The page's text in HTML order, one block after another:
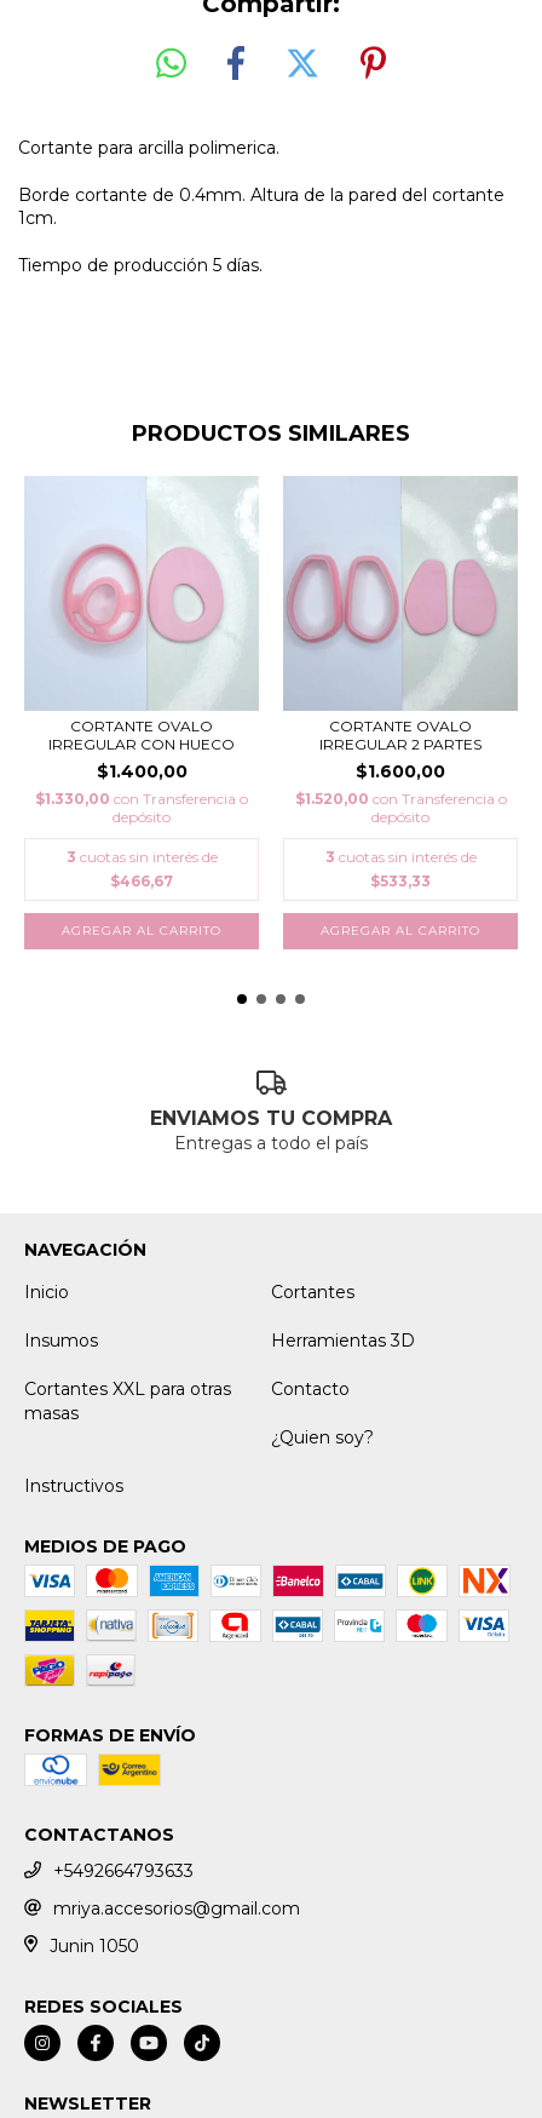
Cortante para arcilla polimerica.
Borde cortante de 0.4mm. Altura de la pared del cortante
1cm.
Tiempo de producción 5 días.
PRODUCTOS SIMILARES
CORTANTE OVALO
IRREGULAR CON HUECO
$1.400,00
$1.330,00 con Transferencia o
depósito
3 cuotas sin interés de
$466,67
CORTANTE OVALO
IRREGULAR 2 PARTES
$1.600,00
$1.520,00 con Transferencia o
depósito
3 cuotas sin interés de
$533,33
ENVIAMOS TU COMPRA
Entregas a todo el país
NAVEGACIÓN
Inicio
Cortantes
Insumos Herramientas 3D
Cortantes XXL para otras
masas
Contacto
¿Quien soy?
Instructivos
MEDIOS DE PAGO
FORMAS DE ENVÍO
CONTACTANOS
+5492664793633
mriya.accesorios@gmail.com
Junin 1050
REDES SOCIALES
NEWSLETTER